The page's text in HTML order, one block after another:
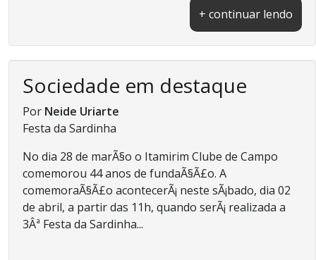
+ continuar lendo
Sociedade em destaque
Por Neide Uriarte
Festa da Sardinha
No dia 28 de marÃ§o o Itamirim Clube de Campo
comemorou 44 anos de fundaÃ§Ã£o. A
comemoraÃ§Ã£o acontecerÃ¡ neste sÃ¡bado, dia 02
de abril, a partir das 11h, quando serÃ¡ realizada a
3Âª Festa da Sardinha...